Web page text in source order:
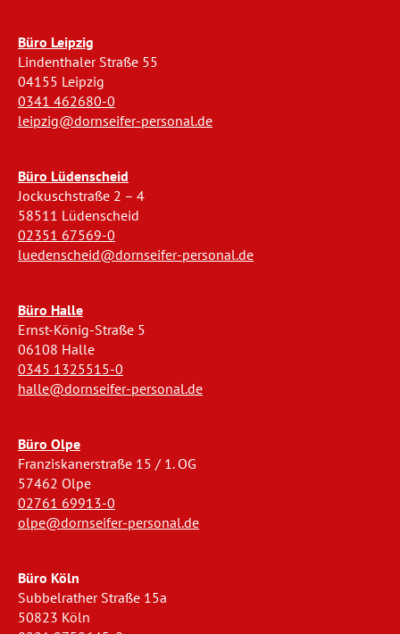
Büro Leipzig
Lindenthaler Straße 55
04155 Leipzig
0341 462680-0
leipzig@dornseifer-personal.de
Büro Lüdenscheid
Jockuschstraße 2 – 4
58511 Lüdenscheid
02351 67569-0
luedenscheid@dornseifer-personal.de
Büro Halle
Ernst-König-Straße 5
06108 Halle
0345 1325515-0
halle@dornseifer-personal.de
Büro Olpe
Franziskanerstraße 15 / 1. OG
57462 Olpe
02761 69913-0
olpe@dornseifer-personal.de
Büro Köln
Subbelrather Straße 15a
50823 Köln